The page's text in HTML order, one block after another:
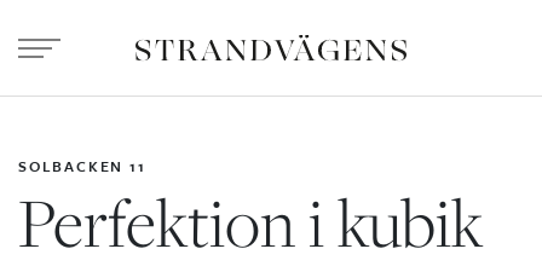
SOLBACKEN 11
Perfektion i kubik